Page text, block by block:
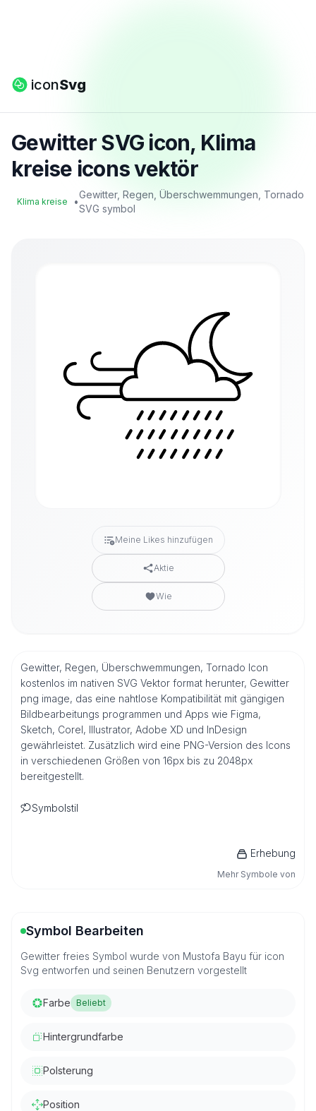
iconSvg
Gewitter SVG icon, Klima
kreise icons vektör
Klima kreise •
Gewitter, Regen, Überschwemmungen, Tornado
SVG symbol
Meine Likes hinzufügen
Aktie
Wie
Gewitter, Regen, Überschwemmungen, Tornado Icon
kostenlos im nativen SVG Vektor format herunter, Gewitter
png image, das eine nahtlose Kompatibilität mit gängigen
Bildbearbeitungs programmen und Apps wie Figma,
Sketch, Corel, Illustrator, Adobe XD und InDesign
gewährleistet. Zusätzlich wird eine PNG-Version des Icons
in verschiedenen Größen von 16px bis zu 2048px
bereitgestellt.
Symbolstil
Erhebung
Mehr Symbole von
Symbol Bearbeiten
Gewitter freies Symbol wurde von Mustofa Bayu für icon
Svg entworfen und seinen Benutzern vorgestellt
Farbe Beliebt
Hintergrundfarbe
Polsterung
Position